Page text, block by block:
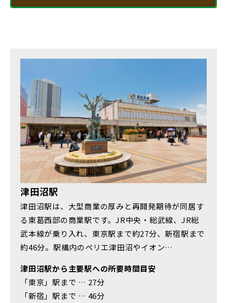
さいたま市(20)
さいたま市西区(4)
さいたま市北区(2)
さいたま市大宮区(0)
さいたま市見沼区(5)
さいたま市中央区(0)
さいたま市桜区(2)
さいたま市浦和区(0)
さいたま市南区(6)
さいたま市緑区(1)
さいたま市岩槻区(0)
川越市(3)
川口市(11)
所沢市(1)
上尾市(2)
蕨市(0)
戸田市(0)
朝霞市(1)
志木市(0)
和光市(1)
新座市(2)
桶川市(2)
津田沼駅
津田沼駅は、大型商業の厚みと再開発期待が同居す
る東葛西部の商業駅です。JR中央・総武線、JR総
武本線が乗り入れ、東京駅まで約27分、新宿駅まで
約46分。駅構内のペリエ津田沼やイオン…
津田沼駅から主要駅への所要時間目安
「東京」駅まで … 27分
「新宿」駅まで … 46分